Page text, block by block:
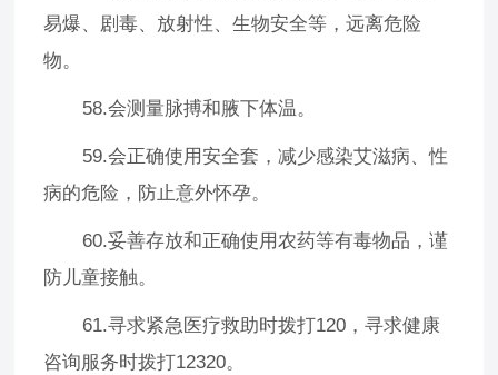
易爆、剧毒、放射性、生物安全等，远离危险
物。
58.会测量脉搏和腋下体温。
59.会正确使用安全套，减少感染艾滋病、性
病的危险，防止意外怀孕。
60.妥善存放和正确使用农药等有毒物品，谨
防儿童接触。
61.寻求紧急医疗救助时拨打120，寻求健康
咨询服务时拨打12320。